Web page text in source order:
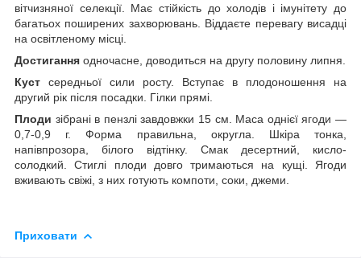
вітчизняної селекції. Має стійкість до холодів і імунітету до
багатьох поширених захворювань. Віддаєте перевагу висадці
на освітленому місці.
Достигання одночасне, доводиться на другу половину липня.
Куст середньої сили росту. Вступає в плодоношення на
другий рік після посадки. Гілки прямі.
Плоди зібрані в пензлі завдовжки 15 см. Маса однієї ягоди —
0,7-0,9 г. Форма правильна, округла. Шкіра тонка,
напівпрозора, білого відтінку. Смак десертний, кисло-
солодкий. Стиглі плоди довго тримаються на кущі. Ягоди
вживають свіжі, з них готують компоти, соки, джеми.
Приховати